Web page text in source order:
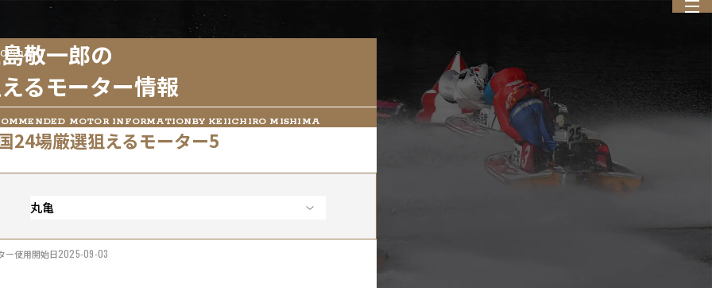
丸亀敬一郎の
るモーター情報
MOTOR INFORMATIONBY KEIICHIRO MISHIMA
24場厳選狙えるモーター5
丸亀
ー使用開始日2025-09-03